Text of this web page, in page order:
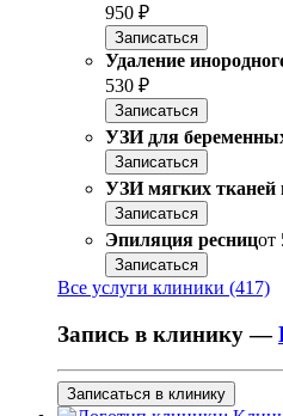
950 ₽
Записаться
Удаление
530 ₽
Записаться
УЗИ для
Записаться
УЗИ мягких тканей
Записаться
Эпиляция ресницот
Записаться
Все услуги клиники (417)
Запись в клинику —
Записаться в клинику